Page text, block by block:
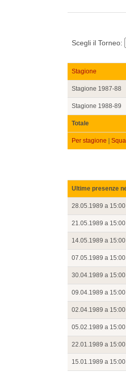
Scegli il Torneo:
Stagione
Stagione 1987-88
Stagione 1988-89
Totale
Per stagione |
Ultime presenze
28.05.1989 a 15:00
21.05.1989 a 15:00
14.05.1989 a 15:00
07.05.1989 a 15:00
30.04.1989 a 15:00
09.04.1989 a 15:00
02.04.1989 a 15:00
05.02.1989 a 15:00
22.01.1989 a 15:00
15.01.1989 a 15:00